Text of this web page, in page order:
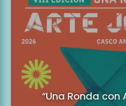
“Una Ronda con